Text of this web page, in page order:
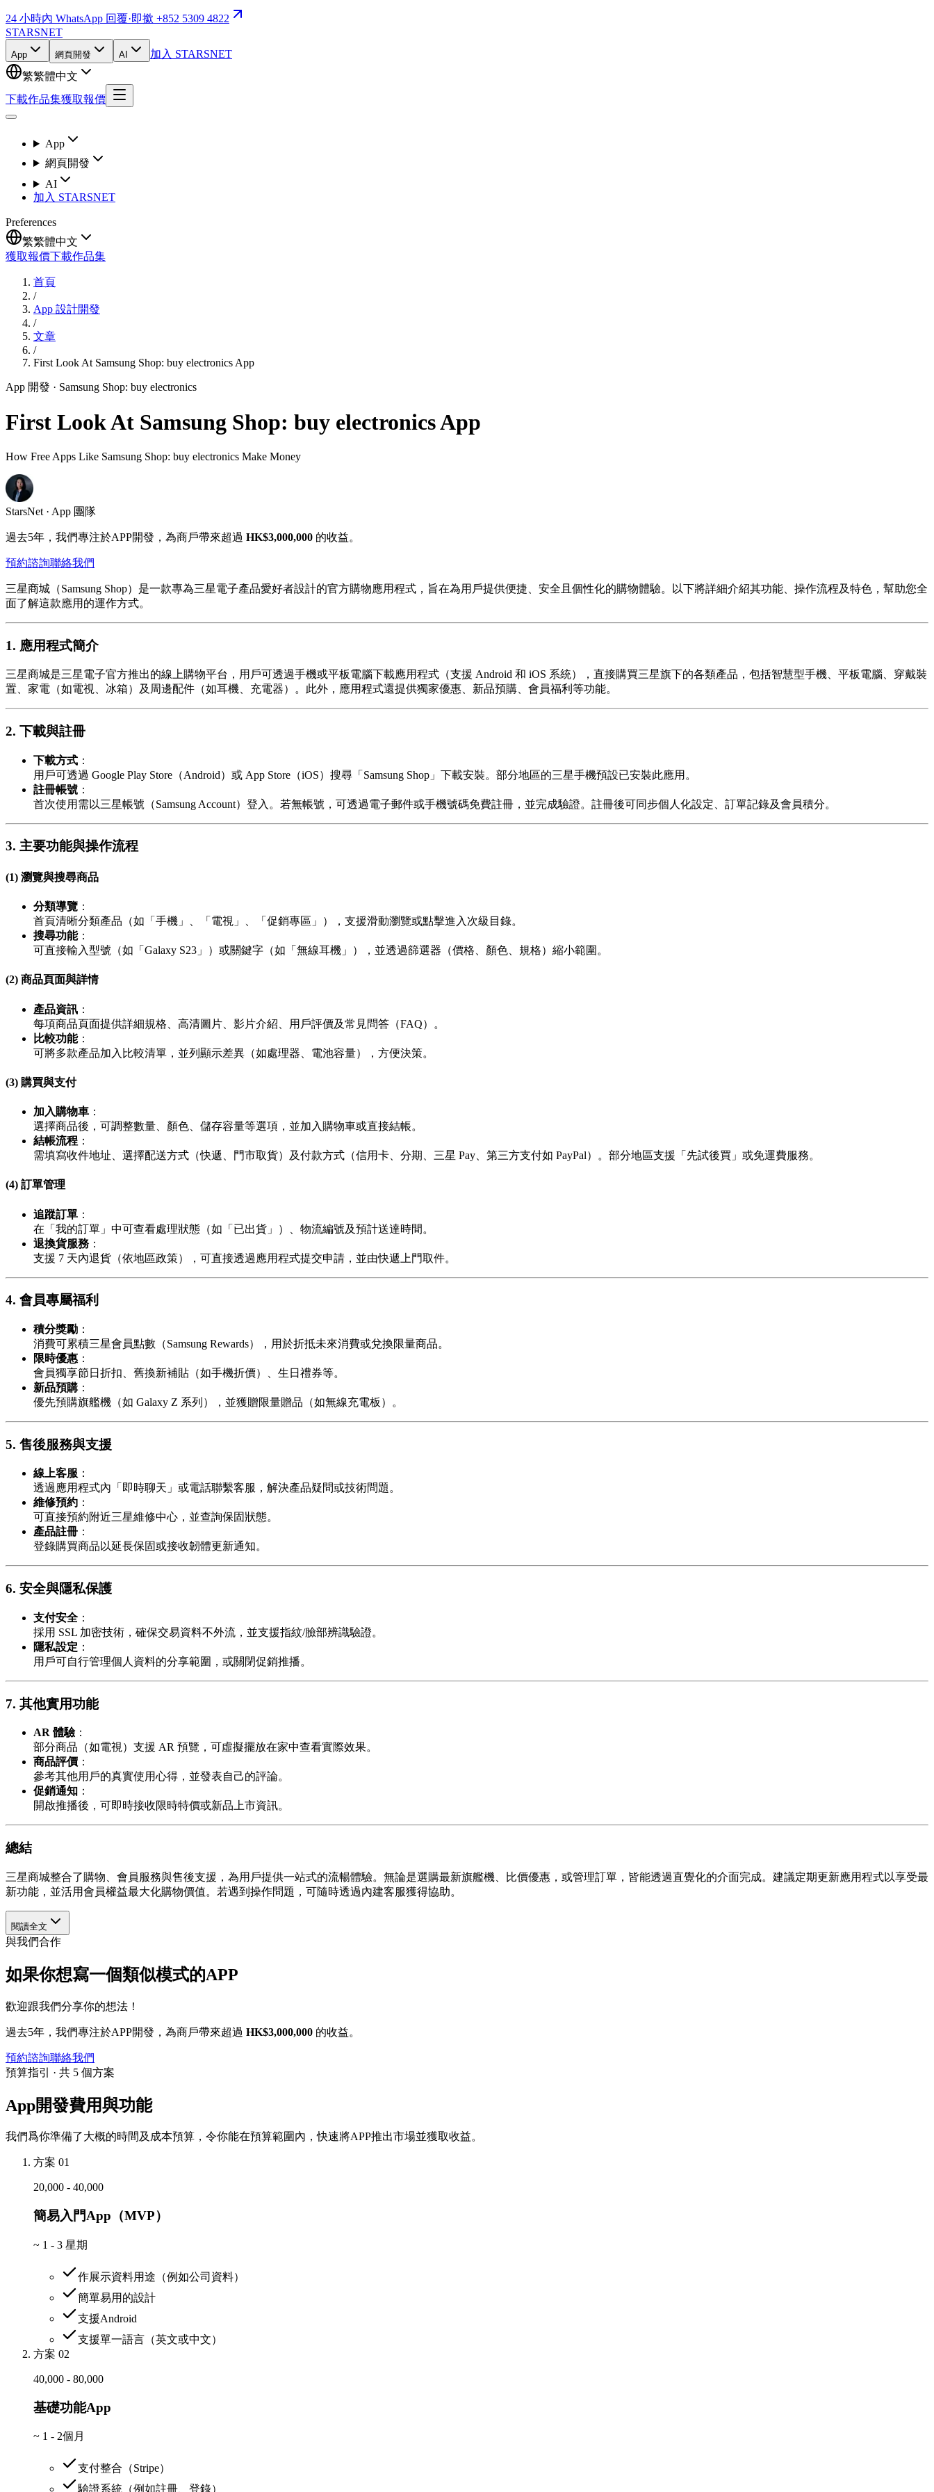
24 小時內 WhatsApp 回覆·即撳 +852 5309 4822
STARSNET
App 網頁開發 AI
加入 STARSNET
繁繁體中文
下載作品集獲取報價
App
網頁開發
AI
加入 STARSNET
Preferences
繁繁體中文
獲取報價下載作品集
首頁
/
App 設計開發
/
文章
/
First Look At Samsung Shop: buy electronics App
App 開發 · Samsung Shop: buy electronics
First Look At Samsung Shop: buy electronics App
How Free Apps Like Samsung Shop: buy electronics Make Money
StarsNet · App 團隊
過去5年，我們專注於APP開發，為商戶帶來超過 HK$3,000,000 的收益。
預約諮詢聯絡我們
三星商城（Samsung Shop）是一款專為三星電子產品愛好者設計的官方購物應用程式，旨在為用戶提供便捷、安全且個性化的購物體驗。以下將詳細介紹其功能、操作流程及特色，幫助您全
面了解這款應用的運作方式。
1. 應用程式簡介
三星商城是三星電子官方推出的線上購物平台，用戶可透過手機或平板電腦下載應用程式（支援 Android 和 iOS 系統），直接購買三星旗下的各類產品，包括智慧型手機、平板電腦、穿戴裝
置、家電（如電視、冰箱）及周邊配件（如耳機、充電器）。此外，應用程式還提供獨家優惠、新品預購、會員福利等功能。
2. 下載與註冊
下載方式 ：
用戶可透過 Google Play Store（Android）或 App Store（iOS）搜尋「Samsung Shop」下載安裝。部分地區的三星手機預設已安裝此應用。
註冊帳號 ：
首次使用需以三星帳號（Samsung Account）登入。若無帳號，可透過電子郵件或手機號碼免費註冊，並完成驗證。註冊後可同步個人化設定、訂單記錄及會員積分。
3. 主要功能與操作流程
(1) 瀏覽與搜尋商品
分類導覽 ：
首頁清晰分類產品（如「手機」、「電視」、「促銷專區」），支援滑動瀏覽或點擊進入次級目錄。
搜尋功能：
可直接輸入型號（如「Galaxy S23」）或關鍵字（如「無線耳機」），並透過篩選器（價格、顏色、規格）縮小範圍。
(2) 商品頁面與詳情
產品資訊 ：
每項商品頁面提供詳細規格、高清圖片、影片介紹、用戶評價及常見問答（FAQ）。
比較功能：
可將多款產品加入比較清單，並列顯示差異（如處理器、電池容量），方便決策。
(3) 購買與支付
加入購物車 ：
選擇商品後，可調整數量、顏色、儲存容量等選項，並加入購物車或直接結帳。
結帳流程 ：
需填寫收件地址、選擇配送方式（快遞、門市取貨）及付款方式（信用卡、分期、三星 Pay、第三方支付如 PayPal）。部分地區支援「先試後買」或免運費服務。
(4) 訂單管理
追蹤訂單 ：
在「我的訂單」中可查看處理狀態（如「已出貨」）、物流編號及預計送達時間。
退換貨服務 ：
支援 7 天內退貨（依地區政策），可直接透過應用程式提交申請，並由快遞上門取件。
4. 會員專屬福利
積分獎勵 ：
消費可累積三星會員點數（Samsung Rewards），用於折抵未來消費或兌換限量商品。
限時優惠 ：
會員獨享節日折扣、舊換新補貼（如手機折價）、生日禮券等。
新品預購 ：
優先預購旗艦機（如 Galaxy Z 系列），並獲贈限量贈品（如無線充電板）。
5. 售後服務與支援
線上客服 ：
透過應用程式內「即時聊天」或電話聯繫客服，解決產品疑問或技術問題。
維修預約 ：
可直接預約附近三星維修中心，並查詢保固狀態。
產品註冊 ：
登錄購買商品以延長保固或接收韌體更新通知。
6. 安全與隱私保護
支付安全 ：
採用 SSL 加密技術，確保交易資料不外流，並支援指紋/臉部辨識驗證。
隱私設定 ：
用戶可自行管理個人資料的分享範圍，或關閉促銷推播。
7. 其他實用功能
AR 體驗：
部分商品（如電視）支援 AR 預覽，可虛擬擺放在家中查看實際效果。
商品評價 ：
參考其他用戶的真實使用心得，並發表自己的評論。
促銷通知 ：
開啟推播後，可即時接收限時特價或新品上市資訊。
總結
三星商城整合了購物、會員服務與售後支援，為用戶提供一站式的流暢體驗。無論是選購最新旗艦機、比價優惠，或管理訂單，皆能透過直覺化的介面完成。建議定期更新應用程式以享受最
新功能，並活用會員權益最大化購物價值。若遇到操作問題，可隨時透過內建客服獲得協助。
閱讀全文
與我們合作
如果你想寫一個類似模式的APP
歡迎跟我們分享你的想法！
過去5年，我們專注於APP開發，為商戶帶來超過 HK$3,000,000 的收益。
預約諮詢聯絡我們
預算指引 · 共 5 個方案
App開發費用與功能
我們爲你準備了大概的時間及成本預算，令你能在預算範圍內，快速將APP推出市場並獲取收益。
方案 01
20,000 - 40,000
簡易入門App（MVP）
~ 1 - 3 星期
作展示資料用途（例如公司資料）
簡單易用的設計
支援Android
支援單一語言（英文或中文）
方案 02
40,000 - 80,000
基礎功能App
~ 1 - 2個月
支付整合（Stripe）
驗證系統（例如註冊、登錄）